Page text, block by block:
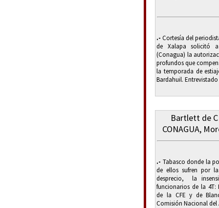
.- Cortesía del
de Xalapa solicitó
(Conagua) la
profundos que
la temporada de
Bardahuil.
Bartlett de
CONAGUA,
.- Tabasco donde la
de ellos sufren por
desprecio, la
funcionarios de la 4T:
de la CFE y de
Comisión Nacional del